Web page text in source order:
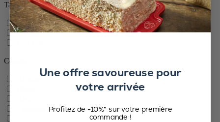
Taille
21 - 40 cm
15 - 20 cm
Couleur
Une offre savoureuse pour
votre arrivée
Profitez de -10%* sur votre première
commande !